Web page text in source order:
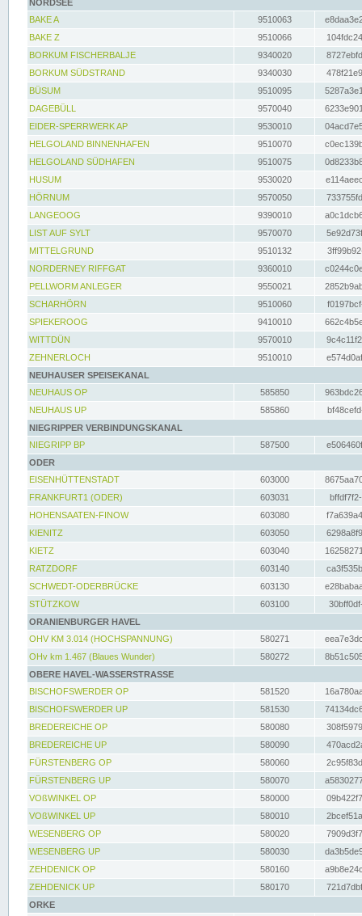
NORDSEE
BAKE A
9510063
BAKE Z
9510066
BORKUM FISCHERBALJE
9340020
BORKUM SÜDSTRAND
9340030
BÜSUM
9510095
DAGEBÜLL
9570040
EIDER-SPERRWERK AP
9530010
HELGOLAND BINNENHAFEN
9510070
HELGOLAND SÜDHAFEN
9510075
HUSUM
9530020
HÖRNUM
9570050
LANGEOOG
9390010
LIST AUF SYLT
9570070
MITTELGRUND
9510132
NORDERNEY RIFFGAT
9360010
PELLWORM ANLEGER
9550021
SCHARHÖRN
9510060
SPIEKEROOG
9410010
WITTDÜN
9570010
ZEHNERLOCH
9510010
NEUHAUSER SPEISEKANAL
NEUHAUS OP
585850
NEUHAUS UP
585860
NIEGRIPPER VERBINDUNGSKANAL
NIEGRIPP BP
587500
ODER
EISENHÜTTENSTADT
603000
FRANKFURT1 (ODER)
603031
HOHENSAATEN-FINOW
603080
KIENITZ
603050
KIETZ
603040
RATZDORF
603140
SCHWEDT-ODERBRÜCKE
603130
STÜTZKOW
603100
ORANIENBURGER HAVEL
OHV KM 3.014 (HOCHSPANNUNG)
580271
OHv km 1.467 (Blaues Wunder)
580272
OBERE HAVEL-WASSERSTRASSE
BISCHOFSWERDER OP
581520
BISCHOFSWERDER UP
581530
BREDEREICHE OP
580080
BREDEREICHE UP
580090
FÜRSTENBERG OP
580060
FÜRSTENBERG UP
580070
VOßWINKEL OP
580000
VOßWINKEL UP
580010
WESENBERG OP
580020
WESENBERG UP
580030
ZEHDENICK OP
580160
ZEHDENICK UP
580170
ORKE